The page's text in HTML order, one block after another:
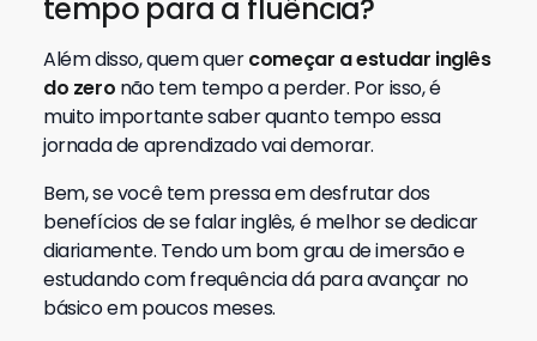
tempo para a fluência?
Além disso, quem quercomeçar a estudar inglês
do zero não tem tempo a perder. Por isso, é
muito importante saber quanto tempo essa
jornada de aprendizado vai demorar.
Bem, se você tem pressa em desfrutar dos
benefícios de se falar inglês, é melhor se dedicar
diariamente. Tendo um bom grau de imersão e
estudando com frequência dá para avançar no
básico em poucos meses.